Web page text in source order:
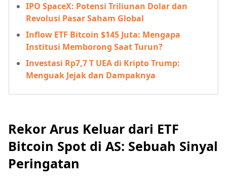
IPO SpaceX: Potensi Triliunan Dolar dan
Revolusi Pasar Saham Global
Inflow ETF Bitcoin $145 Juta: Mengapa
Institusi Memborong Saat Turun?
Investasi Rp7,7 T UEA di Kripto Trump:
Menguak Jejak dan Dampaknya
Rekor Arus Keluar dari ETF
Bitcoin Spot di AS: Sebuah Sinyal
Peringatan